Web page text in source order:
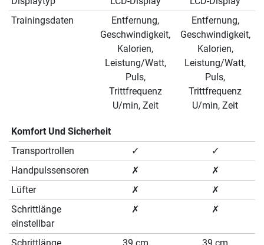
Trainingsdaten
Entfernung,
Geschwindigkeit,
Kalorien,
Leistung/Watt,
Puls,
Trittfrequenz
U/min, Zeit
Entfernung,
Geschwindigkeit,
Kalorien,
Leistung/Watt,
Puls,
Trittfrequenz
U/min, Zeit
Komfort Und Sicherheit
Transportrollen
✓
✓
Handpulssensoren
✗
✗
Lüfter
✗
✗
Schrittlänge
einstellbar
✗ ✗